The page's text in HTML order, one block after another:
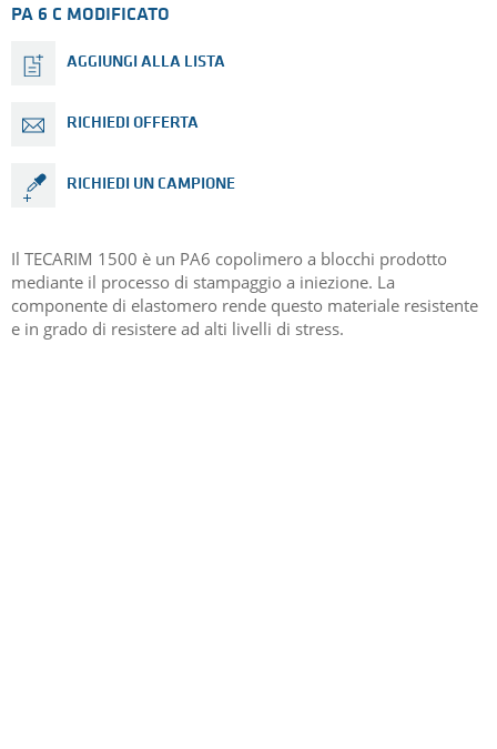
PA 6 C MODIFICATO
AGGIUNGI ALLA LISTA
RICHIEDI OFFERTA
RICHIEDI UN CAMPIONE
Il TECARIM 1500 è un PA6 copolimero a blocchi prodotto
mediante il processo di stampaggio a iniezione. La
componente di elastomero rende questo materiale resistente
e in grado di resistere ad alti livelli di stress.